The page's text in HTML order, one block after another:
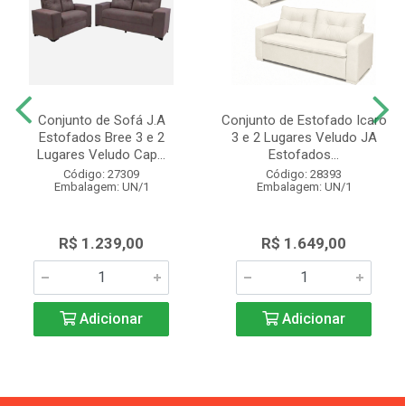
Conjunto de Sofá J.A
Estofados Bree 3 e 2
Lugares Veludo Cap...
Código: 27309
Embalagem: UN/1
R$ 1.239,00
Adicionar
Conjunto de Estofado Icaro
3 e 2 Lugares Veludo JA
Estofados...
Código: 28393
Embalagem: UN/1
R$ 1.649,00
Adicionar